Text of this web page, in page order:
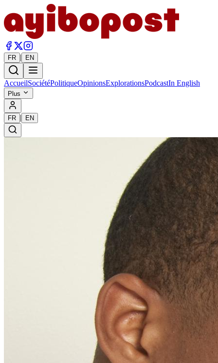
FR | EN
AccueilSociétéPolitiqueOpinionsExplorationsPodcastIn English
Plus
FR | EN